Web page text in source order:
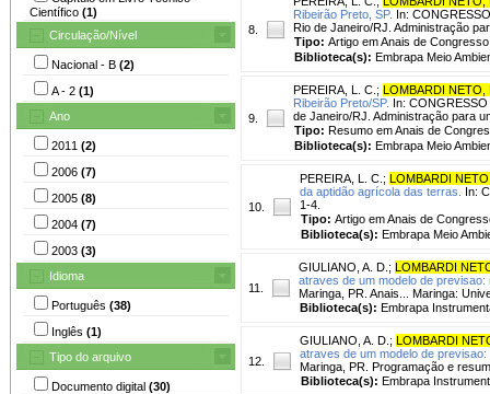
Científico (1)
Circulação/Nível
Nacional - B (2)
A - 2 (1)
Ano
2011 (2)
2006 (7)
2005 (8)
2004 (7)
2003 (3)
Idioma
Português (38)
Inglês (1)
Tipo do arquivo
Documento digital (30)
8.
Ribeirão Preto, SP. In:
Rio de Janeiro/RJ. Administração
Tipo: Artigo em Anais de Congresso
Biblioteca(s): Embrapa Meio
9.
PEREIRA, L. C. ; LOMBARDI NETO,
Ribeirão Preto/SP. In:
de Janeiro/RJ. Administração para
Tipo: Resumo em Anais de
Biblioteca(s): Embrapa Meio
10.
PEREIRA, L. C. ; LOMBARDI
da aptidão agrícola das terras.
In:
1-4.
Tipo: Artigo em Anais de
Biblioteca(s): Embrapa Meio
11.
GIULIANO, A. D. ; LOMBARDI
atraves de um modelo de previsao:
Maringa, PR. Anais... Maringa:
Biblioteca(s): Embrapa
12.
GIULIANO, A. D. ; LOMBARDI
atraves de um modelo de
Maringa, PR. Programação e
Biblioteca(s): Embrapa